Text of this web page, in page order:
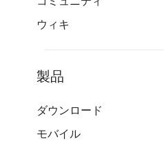
ウィキ
製品
ダウンロード
モバイル